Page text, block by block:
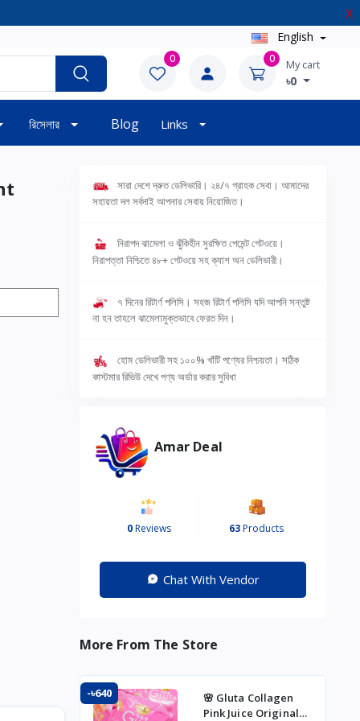
X
English
0 0 My cart
৳0
রিসেলার Blog Links
সারা দেশে দ্রুত ডেলিভারি। ২৪/৭ গ্রাহক সেবা। আমাদের
সহায়তা দল সর্বদাই আপনার সেবায় নিয়োজিত।
নিরাপদ ঝামেলা ও ঝুঁকিহীন সুরক্ষিত পেমেন্ট গেটওয়ে।
নিরাপত্তা নিশ্চিতে ৪৮+ গেটওয়ে সহ ক্যাশ অন ডেলিভারী।
৭ দিনের রিটার্ণ পলিসি। সহজ রিটার্ণ পলিসি যদি আপনি সন্তুষ্ট
না হন তাহলে ঝামেলামুক্তভাবে ফেরত দিন।
হোম ডেলিভারী সহ ১০০% খাঁটি পণ্যের নিশ্চয়তা। সঠিক
কাস্টমার রিভিউ দেখে পণ্য অর্ডার করার সুবিধা
Amar Deal
0Reviews 63Products
Chat With Vendor
More From The Store
-৳640
🌸 Gluta Collagen
Pink Juice Original